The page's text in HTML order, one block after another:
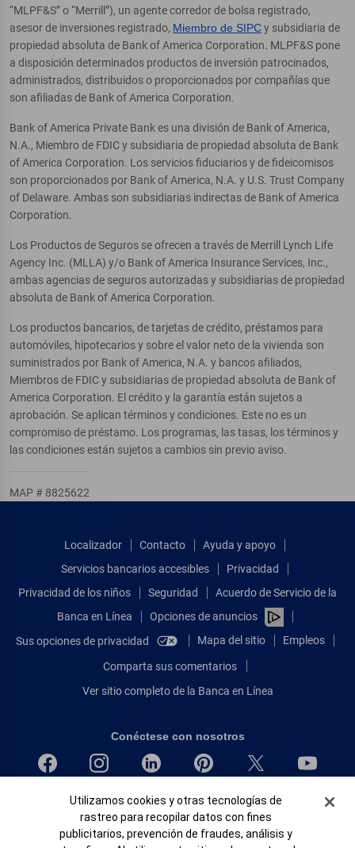
“MLPF&S” o “Merrill”), un agente corredor de bolsa registrado,
asesor de inversiones registrado, Miembro de SIPCy subsidiaria de
propiedad absoluta de Bank of America Corporation. MLPF&S pone
a disposición determinados productos de inversión patrocinados,
administrados, distribuidos o proporcionados por compañías que
son afiliadas de Bank of America Corporation.
Bank of America Private Bank es una división de Bank of America,
N.A., Miembro de FDIC y subsidiaria de propiedad absoluta de Bank
of America Corporation. Los servicios fiduciarios y de fideicomisos
son proporcionados por Bank of America, N.A. y U.S. Trust Company
of Delaware. Ambas son subsidiarias indirectas de Bank of America
Corporation.
Los Productos de Seguros se ofrecen a través de Merrill Lynch Life
Agency Inc. (MLLA) y/o Bank of America Insurance Services, Inc.,
ambas agencias de seguros autorizadas y subsidiarias de propiedad
absoluta de Bank of America Corporation.
Los productos bancarios, de tarjetas de crédito, préstamos para
automóviles, hipotecarios y sobre el valor neto de la vivienda son
suministrados por Bank of America, N.A. y bancos afiliados,
Miembros de FDIC y subsidiarias de propiedad absoluta de Bank of
America Corporation. El crédito y la garantía están sujetos a
aprobación. Se aplican términos y condiciones. Este no es un
compromiso de préstamo. Los programas, las tasas, los términos y
las condiciones están sujetos a cambios sin previo aviso.
MAP # 8825622
Localizador Contacto
Ayuda y apoyo
Servicios bancarios accesibles
Privacidad
Privacidad de los niños
Seguridad
Acuerdo de Servicio de la
Banca en Línea
Opciones de anuncios
Sus opciones de privacidad
Mapa del sitio Empleos
Comparta sus comentarios
Ver sitio completo de la Banca en Línea
Conéctese con nosotros
Bank of America, N.A. Miembro de FDIC.
Igualdad de oportunidades en préstamos para viviendas
© 2026 Bank of America Corporation.
Banner de Cookies
Utilizamos cookies y otras tecnologías de
rastreo para recopilar datos con fines
publicitarios, prevención de fraudes, análisis y